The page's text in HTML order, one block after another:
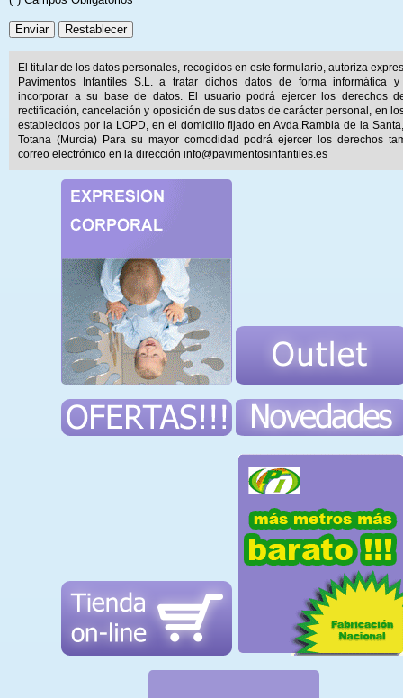
El titular de los datos personales, recogidos en este formulario, autoriza
Pavimentos Infantiles S.L. a tratar dichos datos de forma informática y
incorporar a su base de datos. El usuario podrá ejercer los derechos
rectificación, cancelación y oposición de sus datos de carácter personal, en
establecidos por la LOPD, en el domicilio fijado en Avda.Rambla de la
Totana (Murcia) Para su mayor comodidad podrá ejercer los derechos
correo electrónico en la dirección info@pavimentosinfantiles.es